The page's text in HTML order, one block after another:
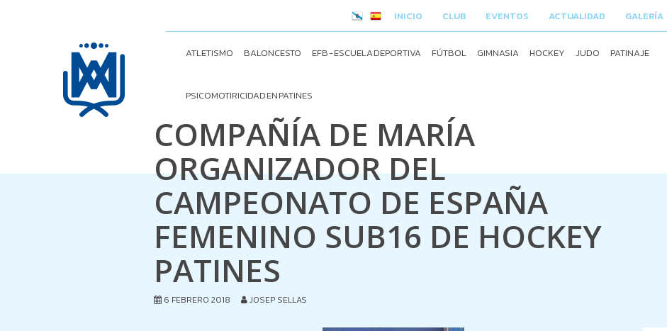
INICIO CLUB EVENTOS ACTUALIDAD GALERÍA
ATLETISMO BALONCESTO EFB - ESCUELA DEPORTIVA FÚTBOL GIMNASIA HOCKEY JUDO PATINAJE
PSICOMOTIRICIDAD EN PATINES
COMPAÑÍA DE MARÍA
ORGANIZADOR DEL
CAMPEONATO DE ESPAÑA
FEMENINO SUB16 DE HOCKEY
PATINES
6 FEBRERO 2018 JOSEP SELLAS